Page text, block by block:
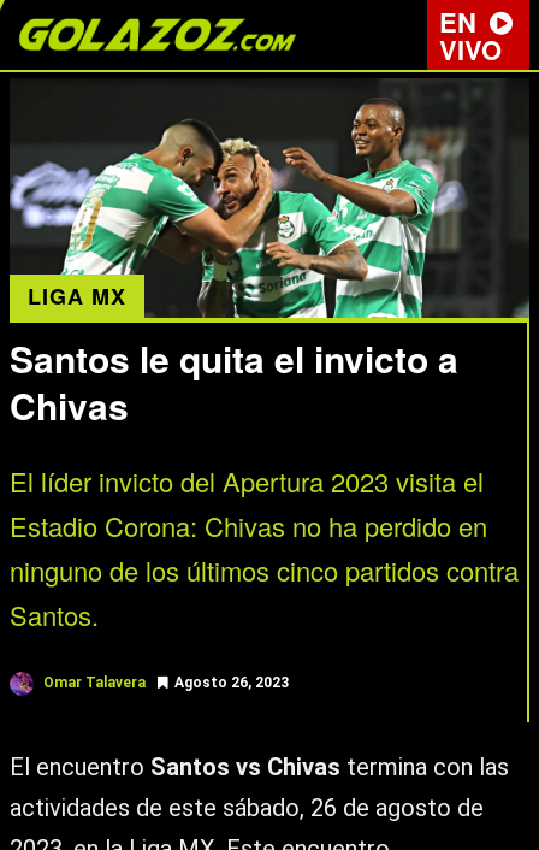
EN
VIVO
LIGA MX
Santos le quita el invicto a
Chivas
El líder invicto del Apertura 2023 visita el
Estadio Corona: Chivas no ha perdido en
ninguno de los últimos cinco partidos contra
Santos.
Omar Talavera Agosto 26, 2023
El encuentro Santos vs Chivas termina con las
actividades de este sábado, 26 de agosto de